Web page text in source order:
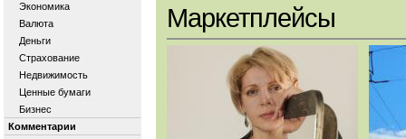
Экономика
Валюта
Деньги
Страхование
Недвижимость
Ценные бумаги
Бизнес
Комментарии
Маркетплейсы